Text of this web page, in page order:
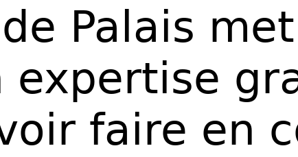
Palais
expertise
faire en